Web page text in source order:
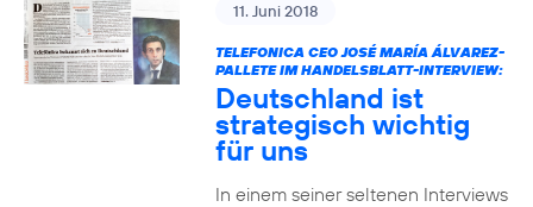
11. Juni 2018
TELEFONICA CEO JOSÉ MARÍA ÁLVAREZ-
PALLETE IM HANDELSBLATT-INTERVIEW:
Deutschland ist
strategisch wichtig
für uns
In einem seiner seltenen Interviews